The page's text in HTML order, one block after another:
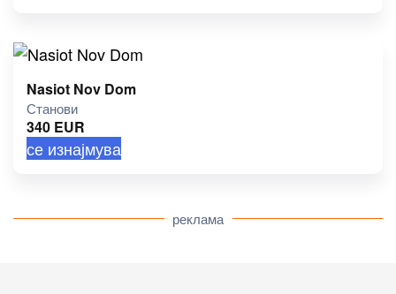
Nasiot Nov Dom
Станови
340 EUR
се изнајмува
реклама